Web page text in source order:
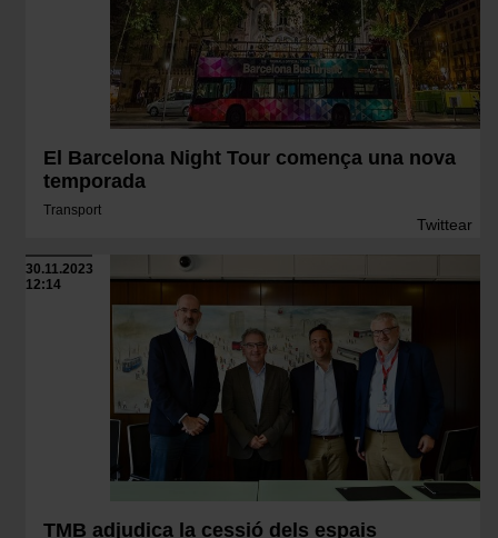
El Barcelona Night Tour comença una nova
temporada
Transport
Twittear
30.11.2023
12:14
TMB adjudica la cessió dels espais